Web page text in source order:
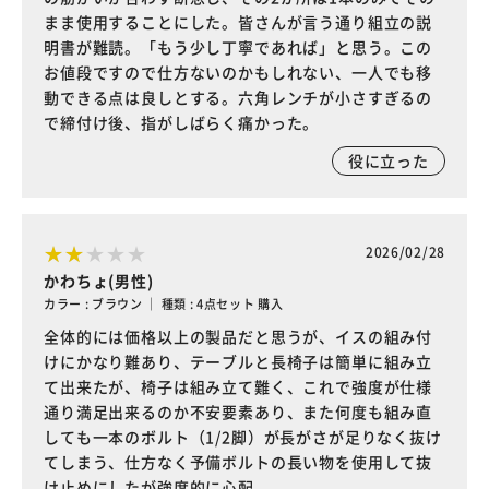
まま使用することにした。皆さんが言う通り組立の説
明書が難読。「もう少し丁寧であれば」と思う。この
お値段ですので仕方ないのかもしれない、一人でも移
動できる点は良しとする。六角レンチが小さすぎるの
で締付け後、指がしばらく痛かった。
役に立った
2026/02/28
かわちょ(男性)
カラー : ブラウン ｜ 種類 : 4点セット 購入
全体的には価格以上の製品だと思うが、イスの組み付
けにかなり難あり、テーブルと長椅子は簡単に組み立
て出来たが、椅子は組み立て難く、これで強度が仕様
通り満足出来るのか不安要素あり、また何度も組み直
しても一本のボルト（1/2脚）が長がさが足りなく抜け
てしまう、仕方なく予備ボルトの長い物を使用して抜